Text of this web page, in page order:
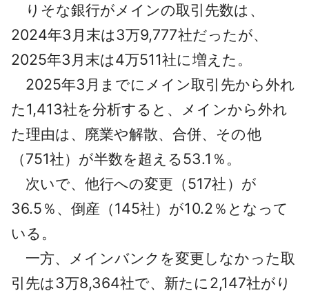
りそな銀行がメインの取引先数は、
2024年3月末は3万9,777社だったが、
2025年3月末は4万511社に増えた。
2025年3月までにメイン取引先から外れ
た1,413社を分析すると、メインから外れ
た理由は、廃業や解散、合併、その他
（751社）が半数を超える53.1％。
次いで、他行への変更（517社）が
36.5％、倒産（145社）が10.2％となって
いる。
一方、メインバンクを変更しなかった取
引先は3万8,364社で、新たに2,147社がり